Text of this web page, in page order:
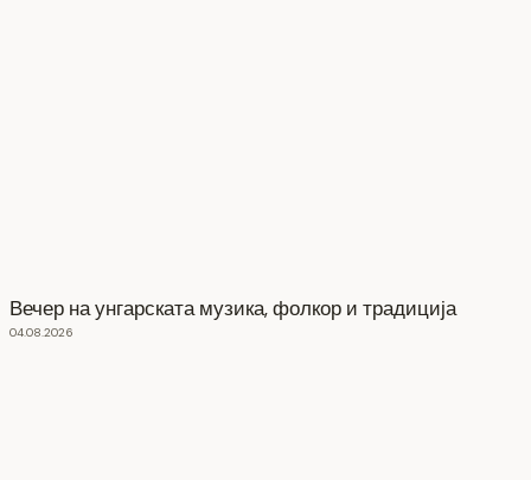
Вечер на унгарската музика, фолкор и традиција
04.08.2026